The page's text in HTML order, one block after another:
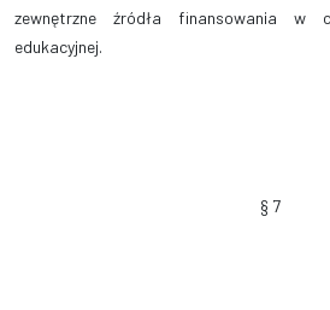
zewnętrzne źródła finansowania w
edukacyjnej.
§ 7